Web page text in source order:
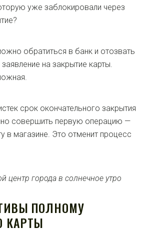
уже заблокировали через
обратиться в банк и отозвать
на закрытие карты.
срок окончательного закрытия
совершить первую операцию —
в магазине. Это отменит процесс
ПОЛНОМУ
КАРТЫ